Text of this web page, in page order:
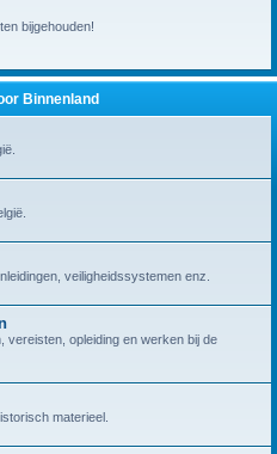
bijgehouden!
Binnenland
veiligheidssystemen enz.
vereisten, opleiding en werken bij de
materieel.